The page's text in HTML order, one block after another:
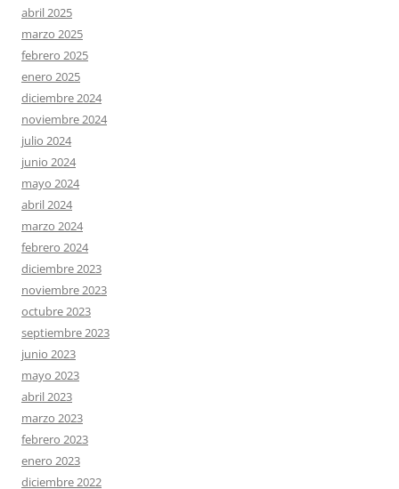
abril 2025
marzo 2025
febrero 2025
enero 2025
diciembre 2024
noviembre 2024
julio 2024
junio 2024
mayo 2024
abril 2024
marzo 2024
febrero 2024
diciembre 2023
noviembre 2023
octubre 2023
septiembre 2023
junio 2023
mayo 2023
abril 2023
marzo 2023
febrero 2023
enero 2023
diciembre 2022